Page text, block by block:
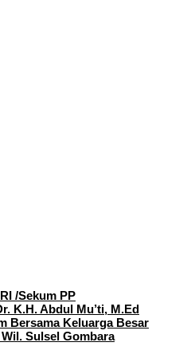
/Sekum PP
K.H. Abdul Mu’ti, M.Ed
Bersama Keluarga Besar
Sulsel Gombara